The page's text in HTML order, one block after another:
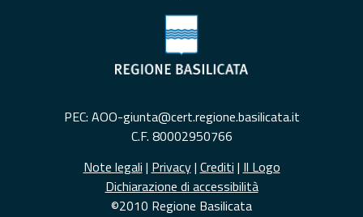
PEC: AOO-giunta@cert.regione.basilicata.it
C.F. 80002950766
Note legali | Privacy| Crediti | Il Logo
Dichiarazione di accessibilità
©2010 Regione Basilicata